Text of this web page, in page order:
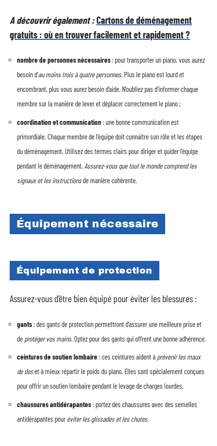
A découvrir également :Cartons de déménagement
gratuits : où en trouver facilement et rapidement ?
nombre de personnes nécessaires : pour transporter un piano, vous aurez
besoin d’au moins trois à quatre personnes. Plus le piano est lourd et
encombrant, plus vous aurez besoin d’aide. N’oubliez pas d’informer chaque
membre sur la manière de lever et déplacer correctement le piano ;
coordination et communication : une bonne communication est
primordiale. Chaque membre de l’équipe doit connaître son rôle et les étapes
du déménagement. Utilisez des termes clairs pour diriger et guider l’équipe
pendant le déménagement. Assurez-vous que tout le monde comprend les
signaux et les instructionsde manière cohérente.
Équipement nécessaire
Équipement de protection
Assurez-vous d’être bien équipé pour éviter les blessures :
gants : des gants de protection permettront d’assurer une meilleure prise et
de protéger vos mains. Optez pour des gants qui offrent une bonne adhérence.
ceintures de soutien lombaire : ces ceintures aident à prévenir les maux
de doset à mieux répartir le poids du piano. Elles sont spécialement conçues
pour offrir un soutien lombaire pendant le levage de charges lourdes.
chaussures antidérapantes : portez des chaussures avec des semelles
antidérapantes pour éviter les glissades et les chutes.